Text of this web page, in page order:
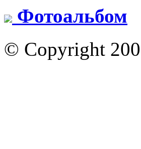
Фотоальбом
© Copyright